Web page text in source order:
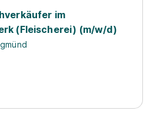
im
(Fleischerei) (m/w/d)